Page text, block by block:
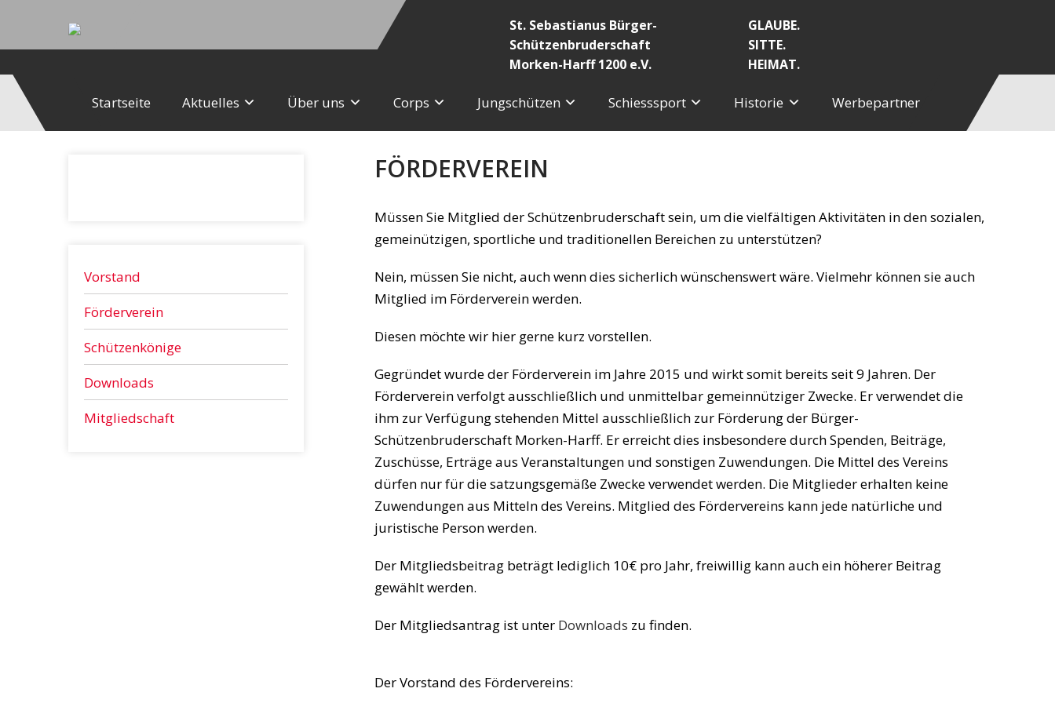
St. Sebastianus Bürger-
Schützenbruderschaft
Morken-Harff 1200 e.V.
GLAUBE.
SITTE.
HEIMAT.
Startseite Aktuelles Über uns Corps Jungschützen Schiesssport Historie Werbepartner
FÖRDERVEREIN
Müssen Sie Mitglied der Schützenbruderschaft sein, um die vielfältigen Aktivitäten in den sozialen,
gemeinützigen, sportliche und traditionellen Bereichen zu unterstützen?
Nein, müssen Sie nicht, auch wenn dies sicherlich wünschenswert wäre. Vielmehr können sie auch
Mitglied im Förderverein werden.
Diesen möchte wir hier gerne kurz vorstellen.
Gegründet wurde der Förderverein im Jahre 2015 und wirkt somit bereits seit 9 Jahren. Der
Förderverein verfolgt ausschließlich und unmittelbar gemeinnütziger Zwecke. Er verwendet die
ihm zur Verfügung stehenden Mittel ausschließlich zur Förderung der Bürger-
Schützenbruderschaft Morken-Harff. Er erreicht dies insbesondere durch Spenden, Beiträge,
Zuschüsse, Erträge aus Veranstaltungen und sonstigen Zuwendungen. Die Mittel des Vereins
dürfen nur für die satzungsgemäße Zwecke verwendet werden. Die Mitglieder erhalten keine
Zuwendungen aus Mitteln des Vereins. Mitglied des Fördervereins kann jede natürliche und
juristische Person werden.
Der Mitgliedsbeitrag beträgt lediglich 10€ pro Jahr, freiwillig kann auch ein höherer Beitrag
gewählt werden.
Der Mitgliedsantrag ist unter Downloads zu finden.
Der Vorstand des Fördervereins:
Vorstand
Förderverein
Schützenkönige
Downloads
Mitgliedschaft